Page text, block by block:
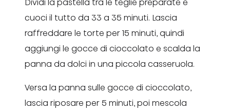
Dividi la pastella tra le teglie preparate e
cuoci il tutto da 33 a 35 minuti. Lascia
raffreddare le torte per 15 minuti, quindi
aggiungi le gocce di cioccolato e scalda la
panna da dolci in una piccola casseruola.
Versa la panna sulle gocce di cioccolato,
lascia riposare per 5 minuti, poi mescola